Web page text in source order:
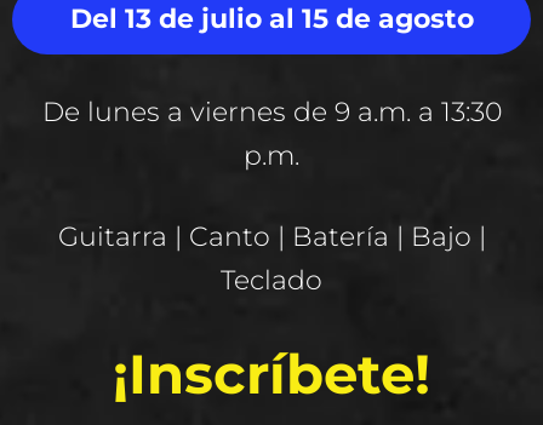
Del 13 de julio al 15 de agosto
De lunes a viernes de 9 a.m. a 13:30
p.m.
Guitarra | Canto | Batería | Bajo |
Teclado
¡Inscríbete!